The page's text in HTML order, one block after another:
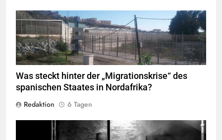
Valla de la Frontera zwischen Ceuta und Marokko.Quelle©
Xemenendura, CA-
BY-SA-3.0
Was steckt hinter der „Migrationskrise“ des
spanischen Staates in Nordafrika?
Redaktion
6 Tagen
George Floyd Aufstand © Chad Davis.jpg